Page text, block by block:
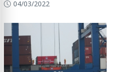
04/03/2022